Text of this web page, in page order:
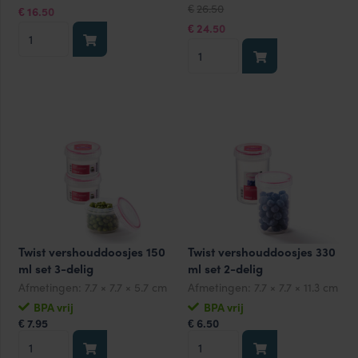
was:
€ 16.50
is:
vershouddoos
€ 26.50
prijs
was:
€ 24.50
prijs
is:
vershouddoos
gravering
Twist vershouddoosjes 150
ml set 3-delig
Afmetingen: 7.7 × 7.7 × 5.7 cm
BPA vrij
€ 7.95
Twist vershouddoosjes 330
ml set 2-delig
Afmetingen: 7.7 × 7.7 × 11.3 cm
BPA vrij
€ 6.50